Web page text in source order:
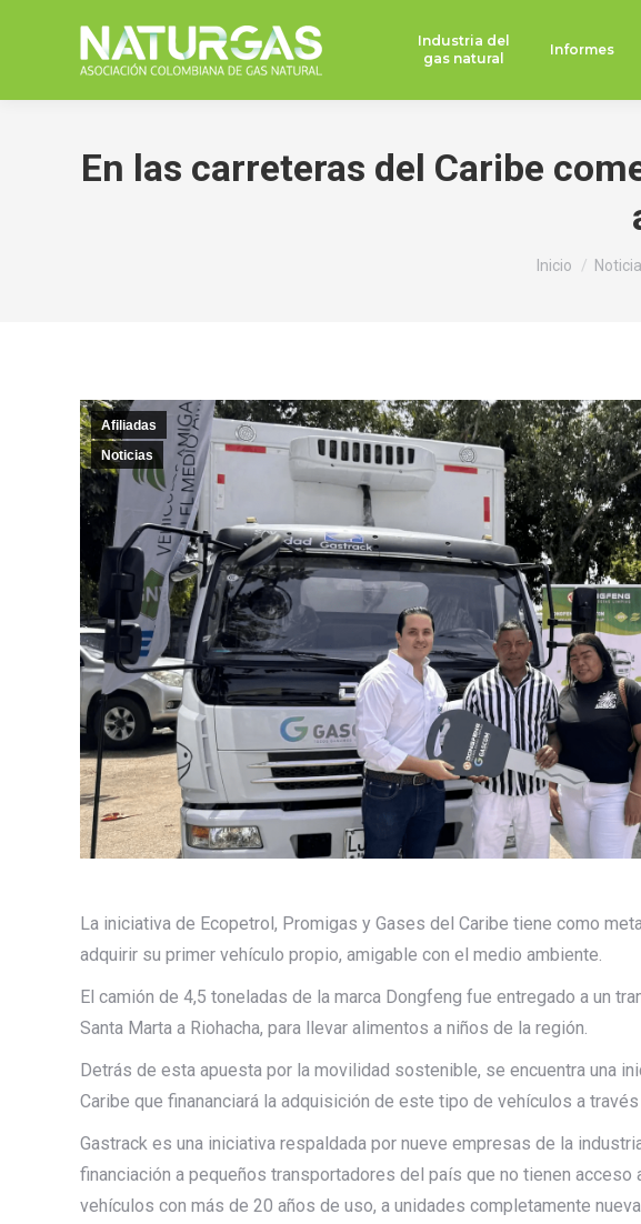
Industria del
gas natural
Informes
En las carreteras del Caribe
Estás aquí:
Inicio
Afiliadas
Noticias
La iniciativa de Ecopetrol, Promigas y Gases del Caribe tiene como
adquirir su primer vehículo propio, amigable con el medio ambiente.
El camión de 4,5 toneladas de la marca Dongfeng fue entregado a un
Santa Marta a Riohacha, para llevar alimentos a niños de la región.
Detrás de esta apuesta por la movilidad sostenible, se encuentra una
Caribe que finananciará la adquisición de este tipo de vehículos a través
Gastrack es una iniciativa respaldada por nueve empresas de la
financiación a pequeños transportadores del país que no tienen acceso
vehículos con más de 20 años de uso, a unidades completamente